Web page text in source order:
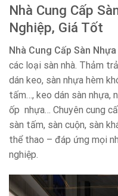
Nhà Cung Cấp
Nghiệp, Giá Tốt
Nhà Cung Cấp Sàn
các loại sàn nhà. Thảm
dán keo, sàn nhựa hèm
tấm…, keo dán sàn nhựa,
ốp nhựa… Chuyên cung
sàn tấm, sàn cuộn, sàn
thể thao – đáp ứng mọi
nghiệp.